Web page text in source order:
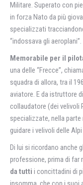
Militare. Superato con
in forza Nato da più
specializzati
“indossava gli aeroplani”.
Memorabile per il
una delle “Frecce”,
squadra di allora, tra il
aviatore. E da istruttore
collaudatore (dei velivoli
specializzate, nella
guidare i velivoli delle Alpi
Di lui si ricordano anche
professione, prima di far
da tutti i concittadini di